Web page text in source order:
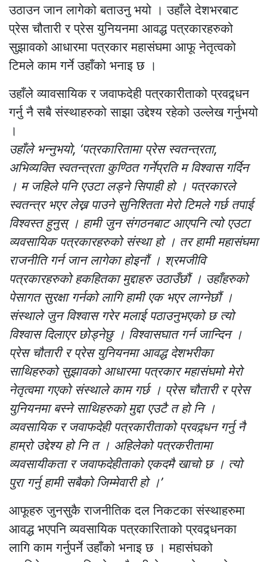
उठाउन जान लागेको बताउनु भयो । उहाँले देशभरबाट
प्रेस चौतारी र प्रेस युनियनमा आवद्ध पत्रकारहरुको
सुझावको आधारमा पत्रकार महासंघमा आफू नेतृत्वको
टिमले काम गर्ने उहाँको भनाइ छ ।
उहाँले व्यावसायिक र जवाफदेही पत्रकारीताको प्रवद्र्धन
गर्नु नै सबै संस्थाहरुको साझा उद्देश्य रहेको उल्लेख गर्नुभयो
।
उहाँले भन्नुभयो, ‘पत्रकारितामा प्रेस स्वतन्त्रता,
अभिव्यक्ति स्वतन्त्रता कुण्ठित गर्नेप्रति म विश्वास गर्दिन
। म जहिले पनि एउटा लड्ने सिपाही हो । पत्रकारले
स्वतन्त्र भएर लेख्न पाउने सुनिश्तिता मेरो टिमले गर्छ तपाई
विश्वस्त हुनुस् । हामी जुन संगठनबाट आएपनि त्यो एउटा
व्यवसायिक पत्रकारहरुको संस्था हो । तर हामी महासंघमा
राजनीति गर्न जान लागेका होइनौं । श्रमजीवि
पत्रकारहरुको हकहितका मुद्दाहरु उठाउँछौं । उहाँहरुको
पेसागत सुरक्षा गर्नको लागि हामी एक भएर लाग्नेछौं ।
संस्थाले जुन विश्वास गरेर मलाई पठाउनुभएको छ त्यो
विश्वास दिलाएर छोड्नेछु । विश्वासघात गर्न जान्दिन ।
प्रेस चौतारी र प्रेस युनियनमा आवद्ध देशभरीका
साथिहरुको सुझावको आधारमा पत्रकार महासंघमो मेरो
नेतृत्वमा गएको संस्थाले काम गर्छ । प्रेस चौतारी र प्रेस
युनियनमा बस्ने साथिहरुको मुद्दा एउटै त हो नि ।
व्यवसायिक र जवाफदेही पत्रकारीताको प्रवद्र्धन गर्नु नै
हाम्रो उद्देश्य हो नि त । अहिलेको पत्रकरीतामा
व्यवसायीकता र जवाफदेहीताको एकदमै खाचो छ । त्यो
पुरा गर्नु हामी सबैको जिम्मेवारी हो ।’
आफूहरु जुनसुकै राजनीतिक दल निकटका संस्थाहरुमा
आवद्ध भएपनि व्यवसायिक पत्रकारिताको प्रवद्र्धनका
लागि काम गर्नुपर्ने उहाँको भनाइ छ । महासंघको